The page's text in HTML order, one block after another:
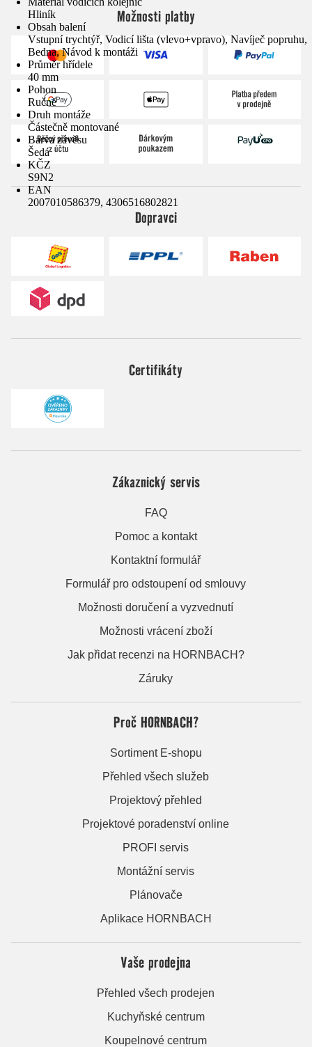
Hliník
Obsah balení
Vstupní trychtýř, Vodicí lišta (vlevo+vpravo), Navíječ popruhu,
Bedna, Návod k montáži
Průměr hřídele
40 mm
Pohon
Ručně
Druh montáže
Částečně montované
Barva závěsu
Šedá
KČZ
S9N2
EAN
2007010586379, 4306516802821
Možnosti platby
Dopravci
Certifikáty
Zákaznický servis
FAQ
Pomoc a kontakt
Kontaktní formulář
Formulář pro odstoupení od smlouvy
Možnosti doručení a vyzvednutí
Možnosti vrácení zboží
Jak přidat recenzi na HORNBACH?
Záruky
Proč HORNBACH?
Sortiment E-shopu
Přehled všech služeb
Projektový přehled
Projektové poradenství online
PROFI servis
Montážní servis
Plánovače
Aplikace HORNBACH
Vaše prodejna
Přehled všech prodejen
Kuchyňské centrum
Koupelnové centrum